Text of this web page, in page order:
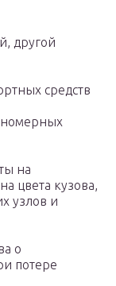
другой
средств
на
цвета кузова,
узлов и
о
потере